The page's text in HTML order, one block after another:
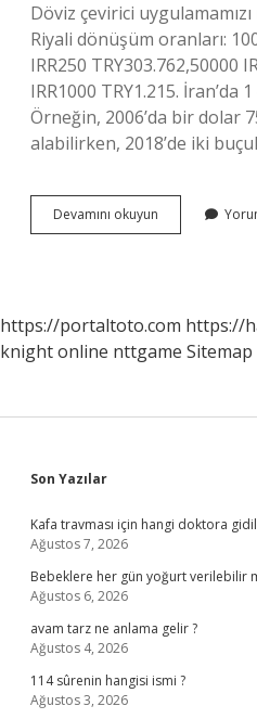
Döviz çevirici
Riyali dönüşüm oranları:
IRR250 TRY303.762,50000
IRR1000 TRY1.215. İran’da
Örneğin, 2006’da bir dolar
alabilirken, 2018’de iki
Devamını okuyun
Bir
https://portaltoto.com https://
knight online nttgame Sitemap
Sidebar
Son Yazılar
Kafa travması için hangi doktora
Ağustos 7, 2026
Bebeklere her gün yoğurt verilebilir
Ağustos 6, 2026
avam tarz ne anlama gelir ?
Ağustos 4, 2026
114 sûrenin hangisi ismi ?
Ağustos 3, 2026